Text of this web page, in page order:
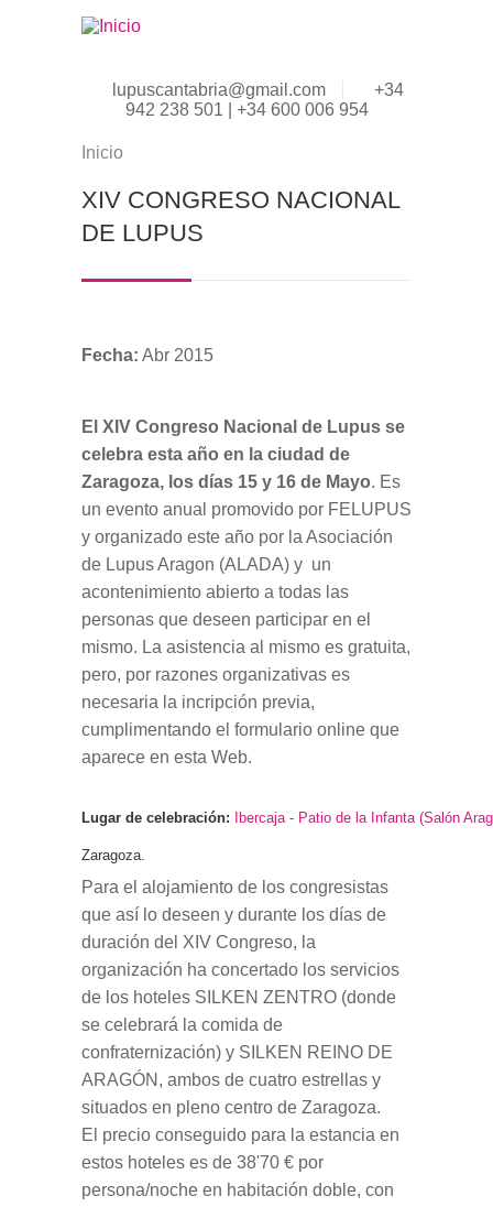
lupuscantabria@gmail.com
+34
942 238 501 | +34 600 006 954
Se encuentra usted aquí
Inicio
XIV CONGRESO NACIONAL
DE LUPUS
Fecha: Abr 2015
El XIV Congreso Nacional de Lupus se
celebra esta año en la ciudad de
Zaragoza, los días 15 y 16 de Mayo. Es
un evento anual promovido por FELUPUS
y organizado este año por la Asociación
de Lupus Aragon (ALADA) y un
acontenimiento abierto a todas las
personas que deseen participar en el
mismo. La asistencia al mismo es gratuita,
pero, por razones organizativas es
necesaria la incripción previa,
cumplimentando el formulario online que
aparece en esta Web.
Lugar de celebración: Ibercaja - Patio de la Infanta (Salón
Zaragoza.
Para el alojamiento de los congresistas
que así lo deseen y durante los días de
duración del XIV Congreso, la
organización ha concertado los servicios
de los hoteles SILKEN ZENTRO (donde
se celebrará la comida de
confraternización) y SILKEN REINO DE
ARAGÓN , ambos de cuatro estrellas y
situados en pleno centro de Zaragoza.
El precio conseguido para la estancia en
estos hoteles es de 38'70 € por
persona/noche en habitación doble, con